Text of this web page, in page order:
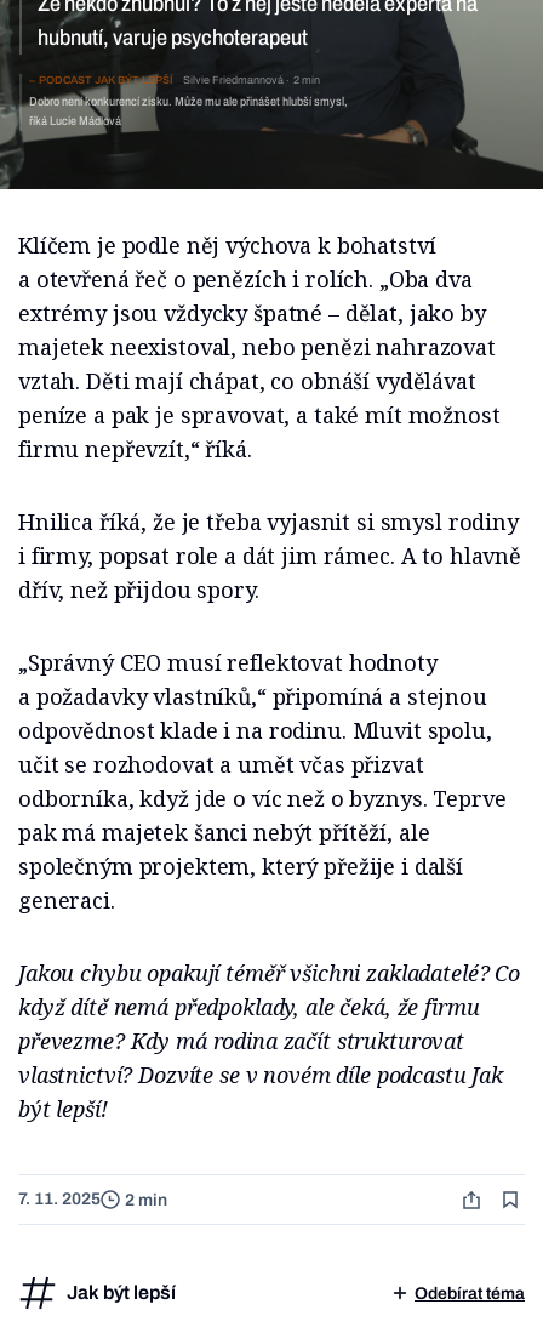
hubnutí, varuje psychoterapeut
PODCAST JAK BÝT LEPŠÍ Silvie Friedmannová 2 min
Dobro není konkurencí zisku. Může mu ale přinášet hlubší smysl,
říká Lucie Mádlová
Klíčem je podle něj výchova k bohatství
a otevřená řeč o penězích i rolích. „Oba dva
extrémy jsou vždycky špatné – dělat, jako by
majetek neexistoval, nebo penězi nahrazovat
vztah. Děti mají chápat, co obnáší vydělávat
peníze a pak je spravovat, a také mít možnost
firmu nepřevzít,“ říká.
Hnilica říká, že je třeba vyjasnit si smysl rodiny
i firmy, popsat role a dát jim rámec. A to hlavně
dřív, než přijdou spory.
„Správný CEO musí reflektovat hodnoty
a požadavky vlastníků,“ připomíná a stejnou
odpovědnost klade i na rodinu. Mluvit spolu,
učit se rozhodovat a umět včas přizvat
odborníka, když jde o víc než o byznys. Teprve
pak má majetek šanci nebýt přítěží, ale
společným projektem, který přežije i další
generaci.
Jakou chybu opakují téměř všichni zakladatelé? Co
když dítě nemá předpoklady, ale čeká, že firmu
převezme? Kdy má rodina začít strukturovat
vlastnictví? Dozvíte se v novém díle podcastu Jak
být lepší!
7. 11. 2025 2 min
Jak být lepší Odebírat téma